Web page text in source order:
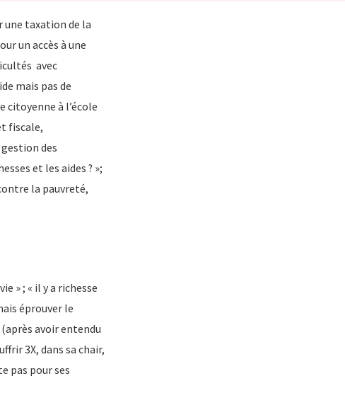
une taxation de la
un accès à une
avec
mais pas de
citoyenne à l’école
fiscale,
des
et les aides ? »;
la pauvreté,
» ; « il y a richesse
éprouver le
(après avoir entendu
3X, dans sa chair,
pas pour ses